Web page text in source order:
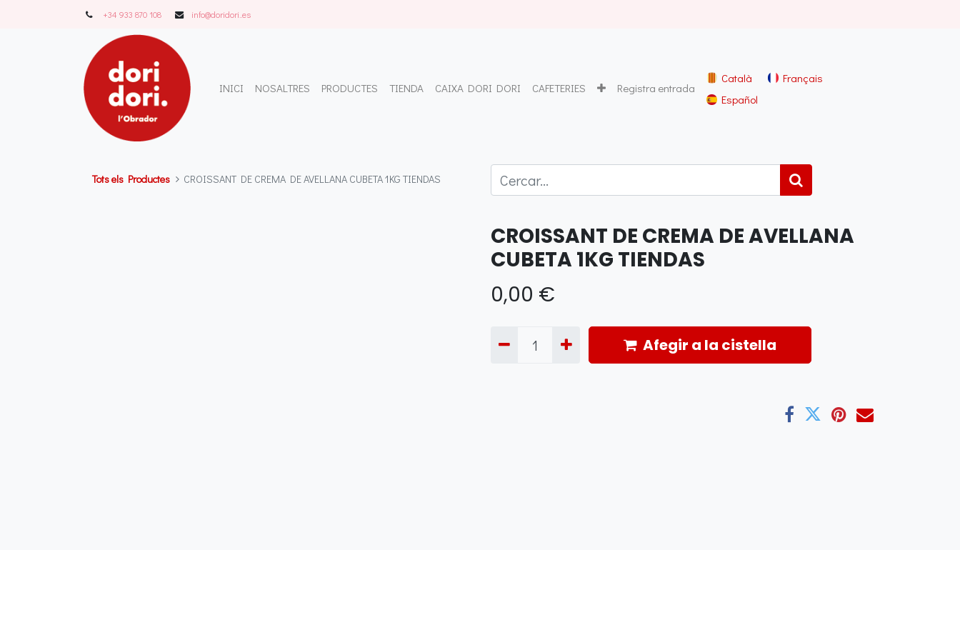
+34 933 870 108 info@doridori..es
INICI NOSALTRES PRODUCTES TIENDA CAIXA DORI DORI CAFETERIES Registra entrada
Català
Français
Español
Tots els Productes CROISSANT DE CREMA DE AVELLANA CUBETA 1KG TIENDAS
CROISSANT DE CREMA DE AVELLANA
CUBETA 1KG TIENDAS
0,00 €
Afegir a la cistella